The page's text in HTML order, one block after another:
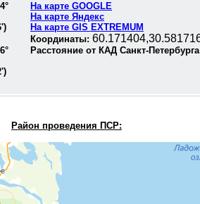
°
)
На карте GOOGLE
На карте Яндекс
На карте GIS EXTREMUM
Координаты:
°
)
Расстояние от КАД Санкт-
Район проведения ПСР: